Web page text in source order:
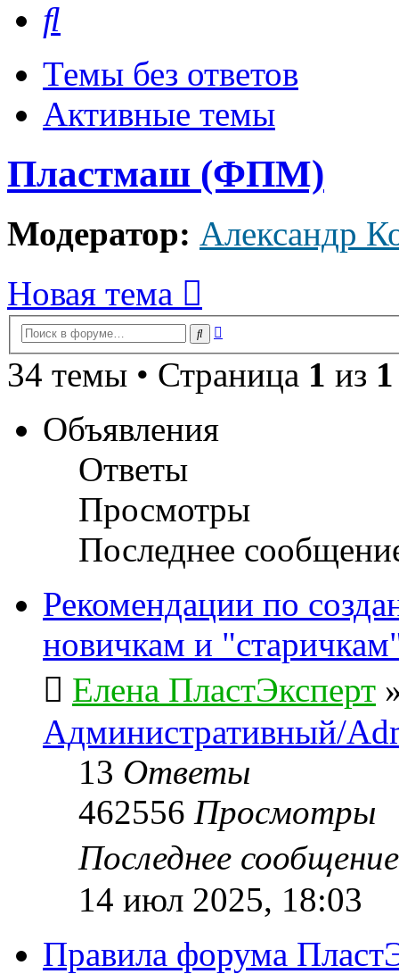
Темы без ответов
Активные темы
Пластмаш (ФПМ)
Модератор: Александр
Новая тема
Поиск
34 темы • Страница 1 из 1
Объявления
Ответы
Просмотры
Последнее
Рекомендации по
новичкам и
Елена ПластЭксперт
Административный/
13 Ответы
462556 Просмотры
Последнее
14 июл 2025, 18:03
Правила форума